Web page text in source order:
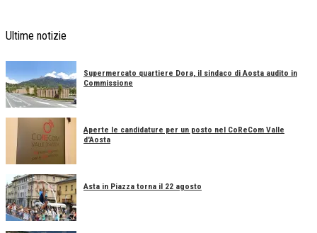
Ultime notizie
Supermercato quartiere Dora, il sindaco di Aosta audito in
Commissione
Aperte le candidature per un posto nel CoReCom Valle
d'Aosta
Asta in Piazza torna il 22 agosto